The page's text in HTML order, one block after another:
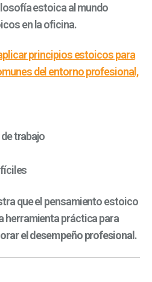
estoica al mundo
en la oficina.
principios estoicos para
del entorno profesional,
trabajo
que el pensamiento estoico
herramienta práctica para
el desempeño profesional.